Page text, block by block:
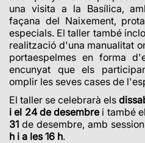
una visita a la Basílica,
façana del Naixement,
especials. El taller també
realització d'una manualitat
portaespelmes en forma
encunyat que els
omplir les seves cases de
El taller se celebrarà els
i el 24 de desembre i també
31 de desembre, amb
h i a les 16 h.